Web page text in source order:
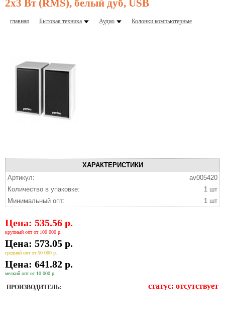
2х3 Вт (RMS), белый дуб, USB
главная Бытовая техника Аудио Колонки компьютерные
ХАРАКТЕРИСТИКИ
Артикул:
av005420
Количество в упаковке:
1 шт
Минимальный опт:
1 шт
Цена: 535.56 р.
крупный опт от 100 000 р.
Цена: 573.05 р.
средний опт от 50 000 р.
Цена: 641.82 р.
мелкий опт от 10 000 р.
ПРОИЗВОДИТЕЛЬ: статус: отсутствует